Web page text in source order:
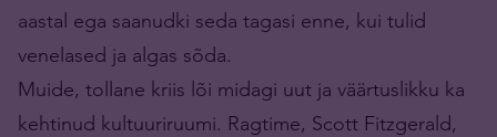
aastal ega saanudki seda tagasi enne, kui tulid
venelased ja algas sõda.
Muide, tollane kriis lõi midagi uut ja väärtuslikku ka
kehtinud kultuuriruumi. Ragtime, Scott Fitzge­rald,